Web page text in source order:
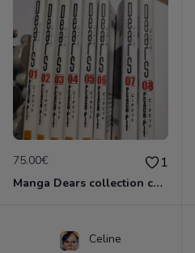
75.00€ 1
Manga Dears collection complète 8 vol
Celine